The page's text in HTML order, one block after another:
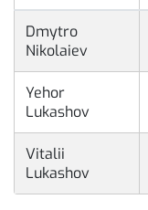
Dmytro
Nikolaiev
Yehor
Lukashov
Vitalii
Lukashov